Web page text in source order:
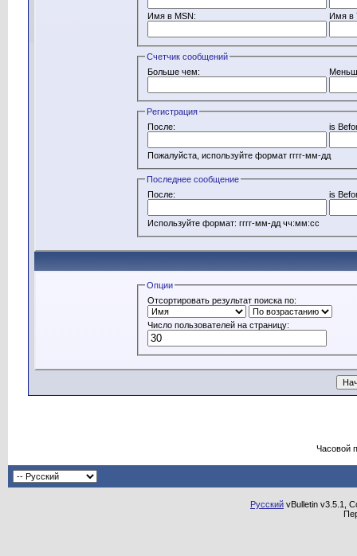
Имя в MSN: Имя в
Счетчик сообщений
Больше чем:
Регистрация
После:
is
Пожалуйста, используйте формат гггг-мм-дд
Последнее сообщение
После:
is
Используйте формат: гггг-мм-дд чч:мм:сс
Опции
Отсортировать результат поиска по:
Число пользователей на страницу:
Часовой
Русский vBulletin v3.5.1,